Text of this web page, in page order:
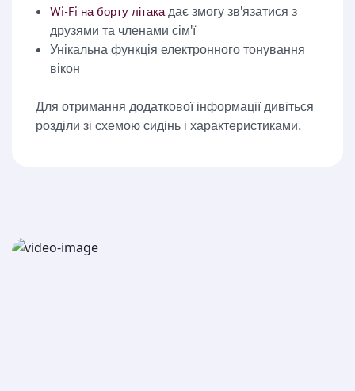
Wi-Fi на борту літака дає змогу зв'язатися з
друзями та членами сім'ї
Унікальна функція електронного тонування
вікон
Для отримання додаткової інформації дивіться
розділи зі схемою сидінь і характеристиками.